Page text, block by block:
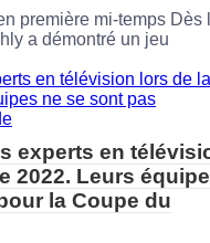
première mi-temps Dès
a démontré un jeu
experts en
2022. Leurs
la Coupe du